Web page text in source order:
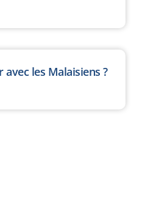
les Malaisiens ?